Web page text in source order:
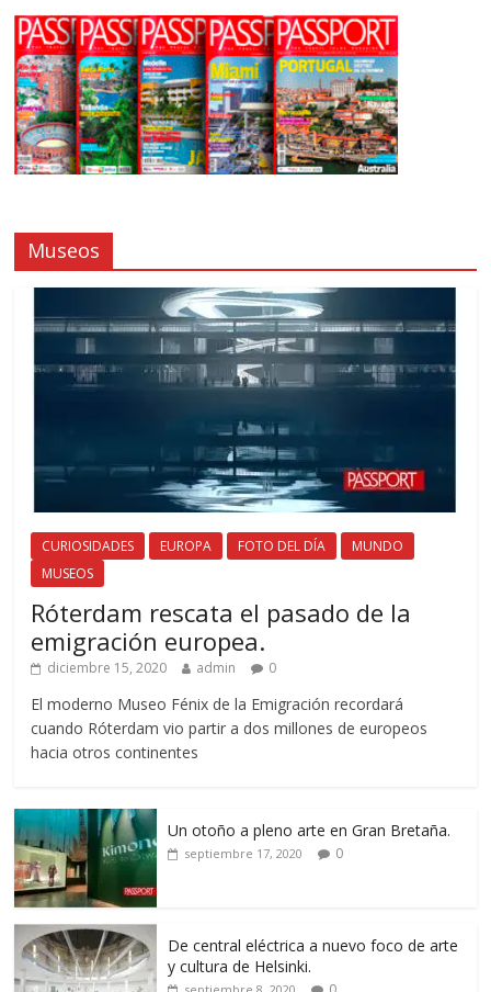
Museos
CURIOSIDADES EUROPA FOTO DEL DÍA
MUNDO
MUSEOS
Róterdam rescata el pasado de la
emigración europea.
diciembre 15, 2020 admin 0
El moderno Museo Fénix de la Emigración recordará
cuando Róterdam vio partir a dos millones de europeos
hacia otros continentes
Un otoño a pleno arte en Gran Bretaña.
septiembre 17, 2020 0
De central eléctrica a nuevo foco de arte
y cultura de Helsinki.